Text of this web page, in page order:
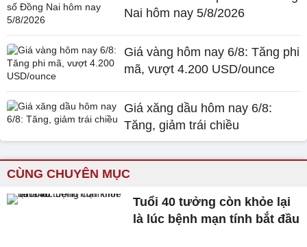
Nai hôm nay 5/8/2026
Giá vàng hôm nay 6/8: Tăng phi
mã, vượt 4.200 USD/ounce
Giá xăng dầu hôm nay 6/8:
Tăng, giảm trái chiều
CÙNG CHUYÊN MỤC
Tuổi 40 tưởng còn khỏe lại
là lúc bệnh mạn tính bắt đầu